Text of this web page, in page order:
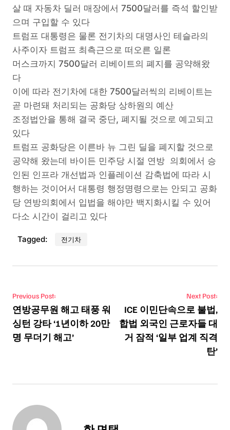
살 때 자동차 딜러 매장에서 7500달러를 즉석 할인받
으며 구입할 수 있다
트럼프 대통령은 물론 전기차의 대명사인 테슬라의
사주이자 트럼프 최측근으로 떠오른 일론
머스크까지 7500달러 리베이트의 폐지를 공약해왔
다
이에 따라 전기차에 대한 7500달러씩의 리베이트는
곧 마련돼 처리되는 공화당 상하원의 예산
조정법안을 통해 결국 중단, 폐지될 것으로 예고되고
있다
트럼프 공화당은 이른바 뉴 그린 딜을 폐지할 것으로
공약해 왔는데 바이든 민주당 시절 연방 의회에서 승
인된 인프라 개선법과 인플레이션 감축법에 따라 시
행하는 것이어서 대통령 행정명령으로는 안되고 공화
당 연방의회에서 입법을 해야만 백지화시킬 수 있어
다소 시간이 걸리고 있다
Tagged: 전기차
Post navigation
Previous Post:
연방공무원 해고 태풍 워
싱턴 강타 ‘1년이하 20만
명 무더기 해고’
Next Post:
ICE 이민단속으로 불법,
합법 외국인 근로자들 대
거 잠적 ‘일부 업계 직격
탄’